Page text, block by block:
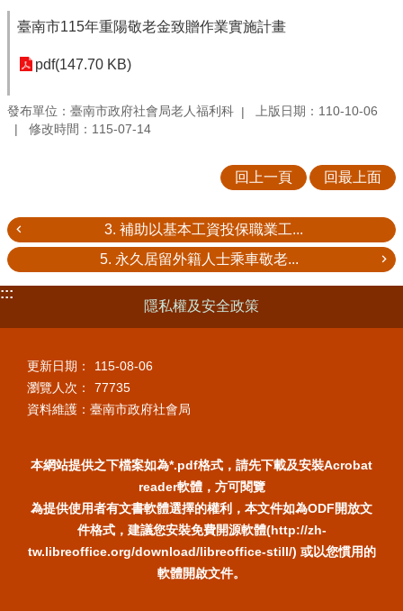
臺南市115年重陽敬老金致贈作業實施計畫
pdf(147.70 KB)
發布單位：臺南市政府社會局老人福利科
上版日期：110-10-06
修改時間：115-07-14
回上一頁 回最上面
3. 補助以基本工資投保職業工...
5. 永久居留外籍人士乘車敬老...
:::
隱私權及安全政策
更新日期：
115-08-06
瀏覽人次：
77735
資料維護：臺南市政府社會局
本網站提供之下檔案如為*.pdf格式，請先下載及安裝Acrobat
reader軟體，方可閱覽
為提供使用者有文書軟體選擇的權利，本文件如為ODF開放文
件格式，建議您安裝免費開源軟體(http://zh-
tw.libreoffice.org/download/libreoffice-still/) 或以您慣用的
軟體開啟文件。